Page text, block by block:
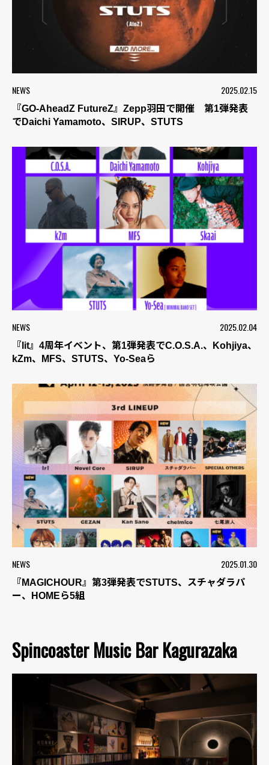
NEWS 2025.02.15
『GO-AheadZ FutureZ』Zepp羽田で開催 第1弾発表
でDaichi Yamamoto、SIRUP、STUTS
NEWS 2025.02.04
『lit』4周年イベント、第1弾発表でC.O.S.A.、Kohjiya、
kZm、MFS、STUTS、Yo-Seaら
NEWS 2025.01.30
『MAGICHOUR』第3弾発表でSTUTS、スチャダラパ
ー、HOMEら5組
Spincoaster Music Bar Kagurazaka